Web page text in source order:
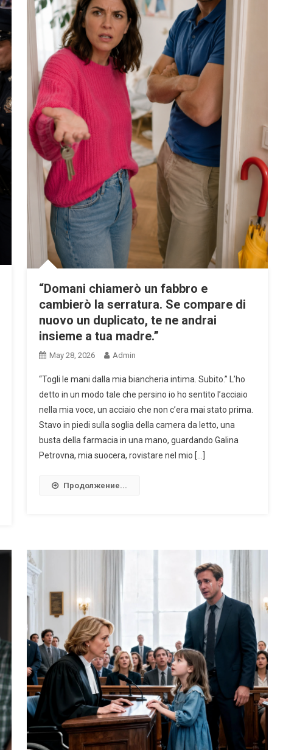
“Domani chiamerò un fabbro e
cambierò la serratura. Se compare di
nuovo un duplicato, te ne andrai
insieme a tua madre.”
May 28, 2026 Admin
“Togli le mani dalla mia biancheria intima. Subito.” L’ho
detto in un modo tale che persino io ho sentito l’acciaio
nella mia voce, un acciaio che non c’era mai stato prima.
Stavo in piedi sulla soglia della camera da letto, una
busta della farmacia in una mano, guardando Galina
Petrovna, mia suocera, rovistare nel mio […]
Продолжение...